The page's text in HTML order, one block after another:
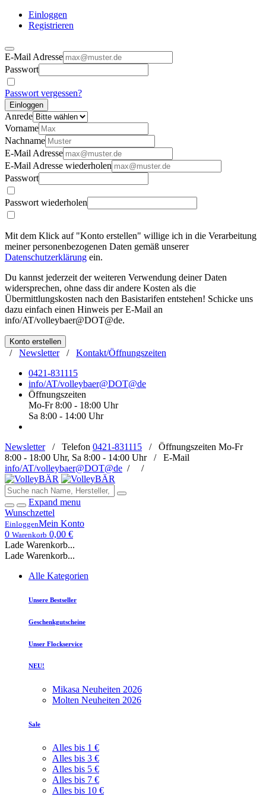
Einloggen
Registrieren
E-Mail Adresse
Passwort
Passwort vergessen?
Einloggen
Anrede
Vorname
Nachname
E-Mail Adresse
E-Mail Adresse wiederholen
Passwort
Passwort wiederholen
Mit dem Klick auf "Konto erstellen" willige ich in die Verarbeitung
meiner personenbezogenen Daten gemäß unserer
Datenschutzerklärung ein.
Du kannst jederzeit der weiteren Verwendung deiner Daten
widersprechen, ohne dass dir andere Kosten als die
Übermittlungskosten nach den Basistarifen entstehen! Schicke uns
dazu einfach einen Hinweis per E-Mail an
info/AT/volleybaer@DOT@de.
Konto erstellen
/ Newsletter/ Kontakt/Öffnungszeiten
0421-831115
info/AT/volleybaer@DOT@de
Öffnungszeiten
Mo-Fr 8:00 - 18:00 Uhr
Sa 8:00 - 14:00 Uhr
Newsletter/ Telefon 0421-831115 / Öffnungszeiten Mo-Fr
8:00 - 18:00 Uhr, Sa 8:00 - 14:00 Uhr / E-Mail
info/AT/volleybaer@DOT@de / /
Expand menu
Wunschzettel
EinloggenMein Konto
0 Warenkorb 0,00 €
Lade Warenkorb...
Lade Warenkorb...
Alle Kategorien
Unsere Bestseller
Geschenkgutscheine
Unser Flockservice
NEU!
Mikasa Neuheiten 2026
Molten Neuheiten 2026
Sale
Alles bis 1 €
Alles bis 3 €
Alles bis 5 €
Alles bis 7 €
Alles bis 10 €